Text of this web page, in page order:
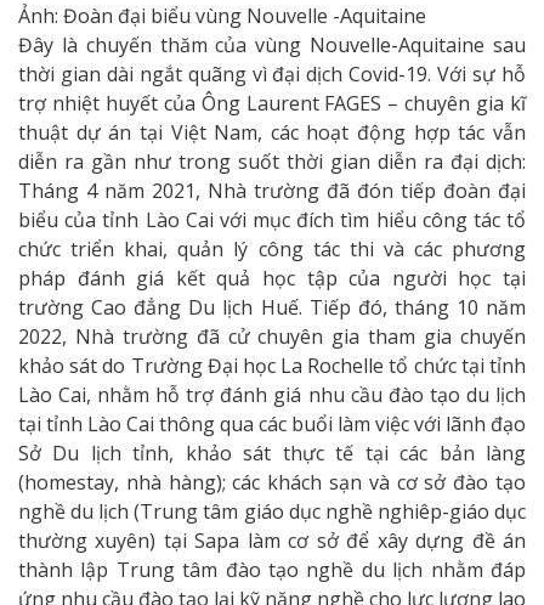
Ảnh: Đoàn đại biểu vùng Nouvelle -Aquitaine
Đây là chuyến thăm của vùng Nouvelle-Aquitaine sau
thời gian dài ngắt quãng vì đại dịch Covid-19. Với sự hỗ
trợ nhiệt huyết của Ông Laurent FAGES – chuyên gia kĩ
thuật dự án tại Việt Nam, các hoạt động hợp tác vẫn
diễn ra gần như trong suốt thời gian diễn ra đại dịch:
Tháng 4 năm 2021, Nhà trường đã đón tiếp đoàn đại
biểu của tỉnh Lào Cai với mục đích tìm hiểu công tác tổ
chức triển khai, quản lý công tác thi và các phương
pháp đánh giá kết quả học tập của người học tại
trường Cao đẳng Du lịch Huế. Tiếp đó, tháng 10 năm
2022, Nhà trường đã cử chuyên gia tham gia chuyến
khảo sát do Trường Đại học La Rochelle tổ chức tại tỉnh
Lào Cai, nhằm hỗ trợ đánh giá nhu cầu đào tạo du lịch
tại tỉnh Lào Cai thông qua các buổi làm việc với lãnh đạo
Sở Du lịch tỉnh, khảo sát thực tế tại các bản làng
(homestay, nhà hàng); các khách sạn và cơ sở đào tạo
nghề du lịch (Trung tâm giáo dục nghề nghiêp-giáo dục
thường xuyên) tại Sapa làm cơ sở để xây dựng đề án
thành lập Trung tâm đào tạo nghề du lịch nhằm đáp
ứng nhu cầu đào tạo lại kỹ năng nghề cho lực lượng lao